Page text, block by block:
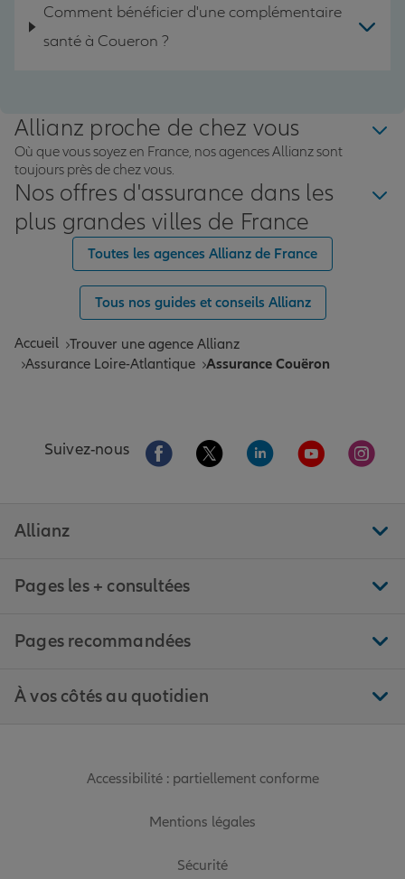
Comment bénéficier d'une complémentaire
santé à Coueron ?
Allianz proche de chez vous
Où que vous soyez en France, nos agences Allianz sont
toujours près de chez vous.
Nos offres d'assurance dans les
plus grandes villes de France
Toutes les agences Allianz de France
Tous nos guides et conseils Allianz
Accueil Trouver une agence Allianz
Assurance Loire-Atlantique Assurance Couëron
Suivez-nous Aller sur la page Facebook de Allianz
Aller sur la page Twitter de
Aller sur la page
Aller sur la
Aller
Allianz
Pages les + consultées
Pages recommandées
À vos côtés au quotidien
Accessibilité : partiellement conforme
Mentions légales
Sécurité